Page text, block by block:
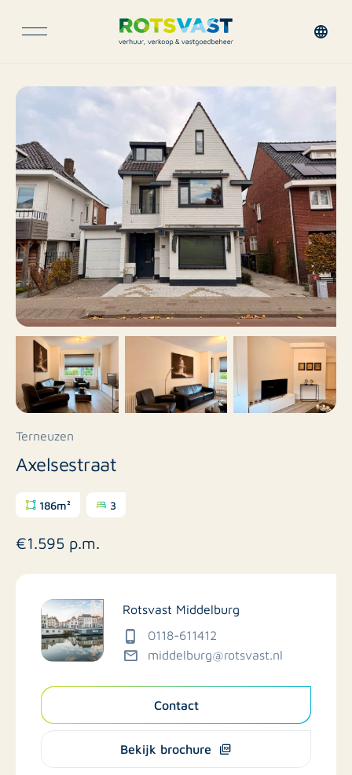
Terneuzen
Axelsestraat
186m² 3
€1.595 p.m.
Rotsvast Middelburg
0118-611412
middelburg@rotsvast.nl
Contact
Bekijk brochure